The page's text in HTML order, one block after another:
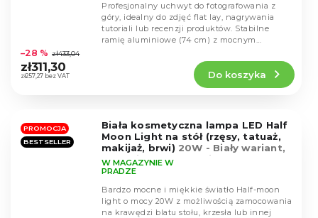
ocena
produktu
wynosi
gwiazdek.
zł257,27 bez VAT
–28 % zł433,04
zł311,30
Do koszyka
Profesjonalny uchwyt do fotografowania z
góry, idealny do zdjęć flat lay, nagrywania
tutoriali lub recenzji produktów. Stabilne
ramię aluminiowe (74 cm) z mocnym
PROMOCJA
BESTSELLER
Biała kosmetyczna lampa LED Half
Moon Light na stół (rzęsy, tatuaż,
makijaż, brwi) 20W - Biały wariant,
10 poziomów, 3 poziomy
temperatury
W MAGAZYNIE W
PRADZE
Bardzo mocne i miękkie światło Half-moon
light o mocy 20W z możliwością zamocowania
na krawędzi blatu stołu, krzesła lub innej